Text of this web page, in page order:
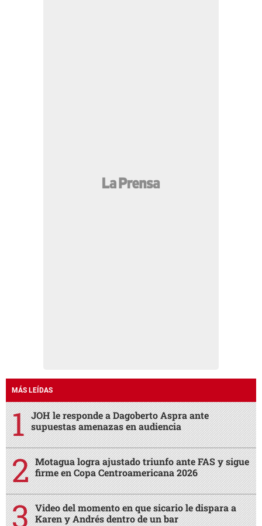
MÁS LEÍDAS
JOH le responde a Dagoberto Aspra ante
supuestas amenazas en audiencia
Motagua logra ajustado triunfo ante FAS y sigue
firme en Copa Centroamericana 2026
Video del momento en que sicario le dispara a
Karen y Andrés dentro de un bar